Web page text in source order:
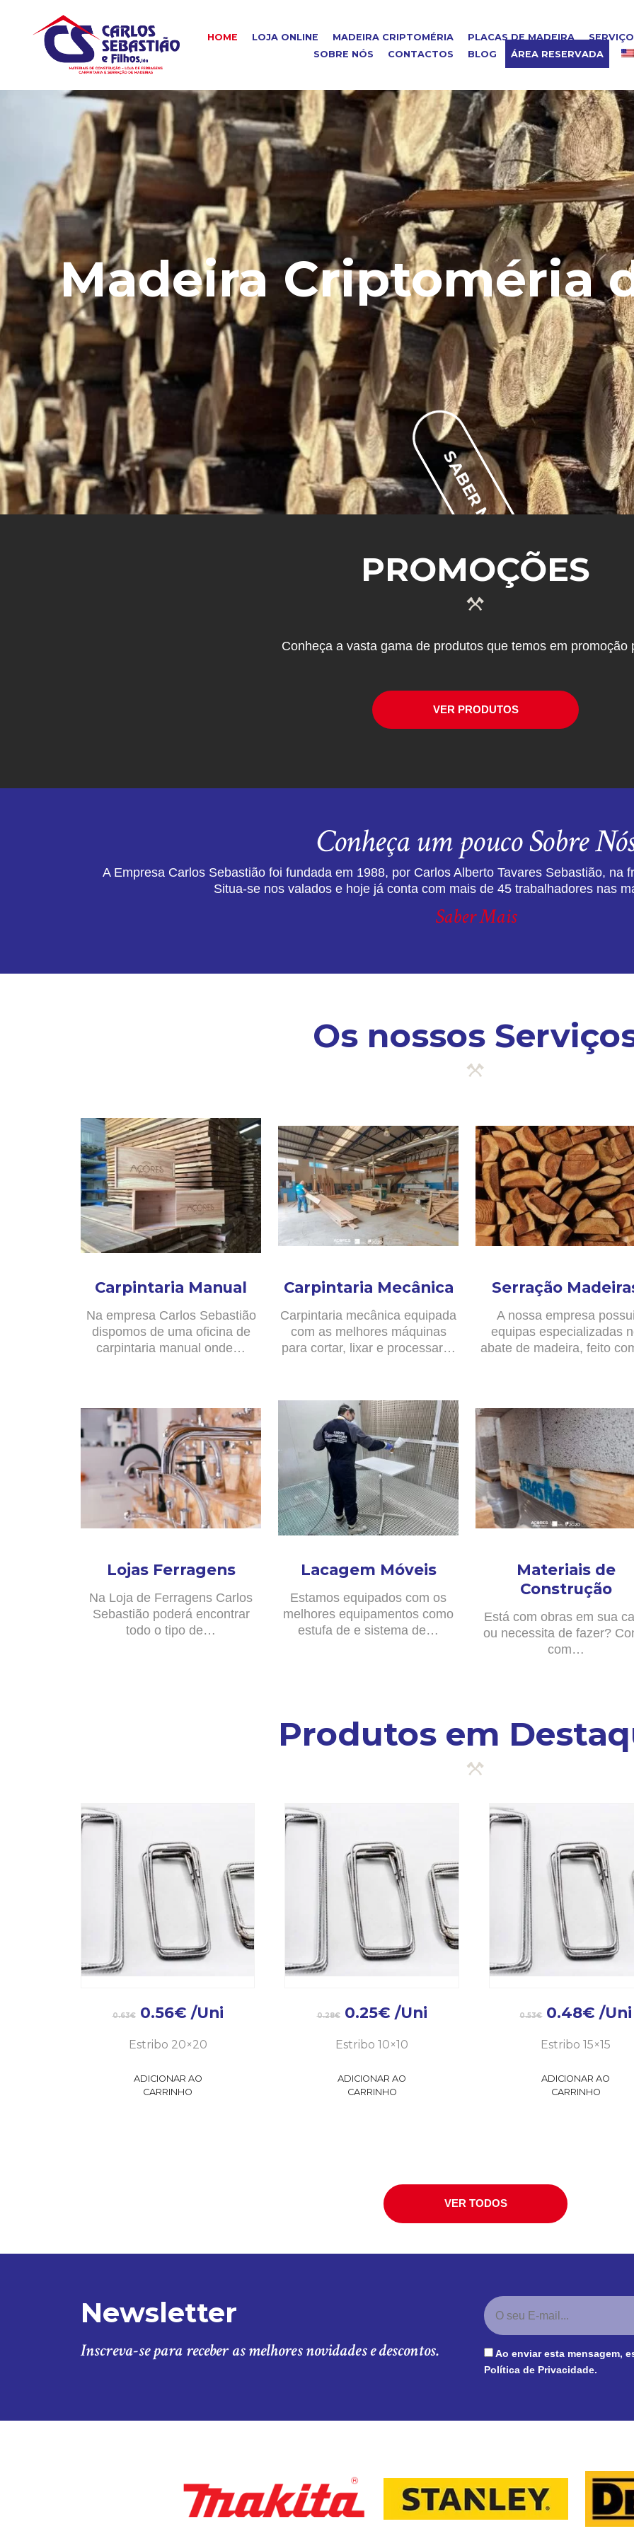
HOME LOJA ONLINE MADEIRA CRIPTOMÉRIA PLACAS DE MADEIRA
SOBRE NÓS
CONTACTOS BLOG ÁREA RESERVADA
Madeira Criptoméria
SABER MAIS
PROMOÇÕES
Conheça a vasta gama de produtos que temos em promoção
VER PRODUTOS
Conheça um pouco Sobre
A Empresa Carlos Sebastião foi fundada em 1988, por Carlos Alberto Tavares Sebastião, na
Situa-se nos valados e hoje já conta com mais de 45 trabalhadores nas
Saber Mais
Os nossos
Carpintaria Manual
Na empresa Carlos Sebastião
dispomos de uma oficina de
carpintaria manual onde…
Carpintaria Mecânica
Carpintaria mecânica equipada
com as melhores máquinas
para cortar, lixar e processar…
Serração
A nossa empresa
equipas especializadas
abate de madeira, feito
Lojas Ferragens
Na Loja de Ferragens Carlos
Sebastião poderá encontrar
todo o tipo de…
Lacagem Móveis
Estamos equipados com os
melhores equipamentos como
estufa de e sistema de…
Materiais de
Construção
Está com obras em sua
ou necessita de fazer?
com…
Produtos em
0.63€ 0.56€ /Uni
Estribo 20×20
ADICIONAR AO
CARRINHO
0.28€ 0.25€ /Uni
Estribo 10×10
ADICIONAR AO
CARRINHO
0.53€ 0.48€ /Uni
Estribo 15×15
ADICIONAR AO
CARRINHO
VER TODOS
Newsletter
Inscreva-se para receber as melhores novidades e descontos.
Ao enviar esta mensagem,
Política de Privacidade.